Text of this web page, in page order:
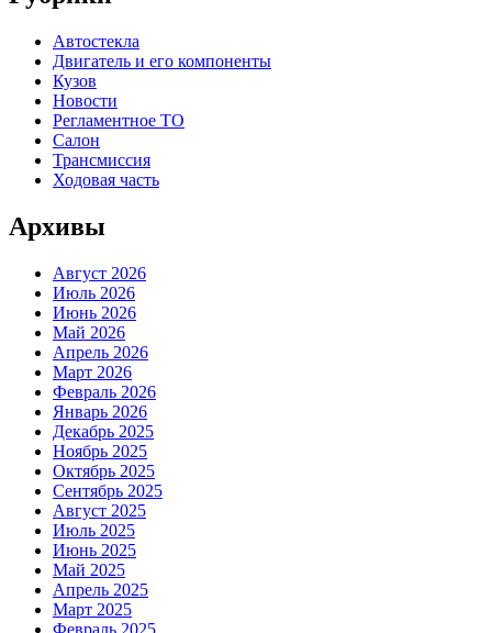
Автостекла
Двигатель и его компоненты
Кузов
Новости
Регламентное ТО
Салон
Трансмиссия
Ходовая часть
Архивы
Август 2026
Июль 2026
Июнь 2026
Май 2026
Апрель 2026
Март 2026
Февраль 2026
Январь 2026
Декабрь 2025
Ноябрь 2025
Октябрь 2025
Сентябрь 2025
Август 2025
Июль 2025
Июнь 2025
Май 2025
Апрель 2025
Март 2025
Февраль 2025